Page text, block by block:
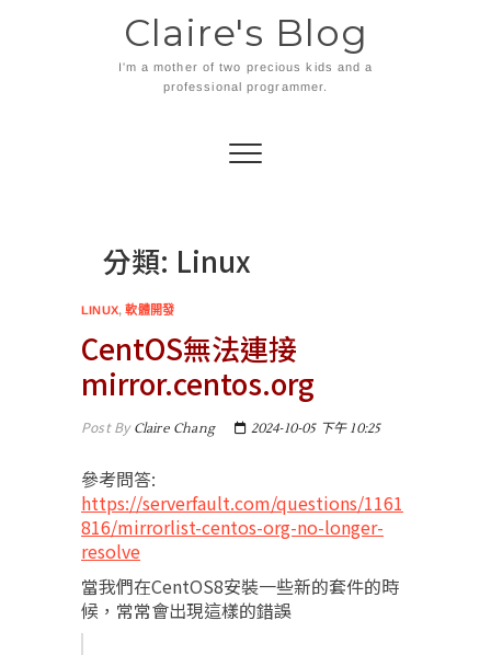
Claire's Blog
I'm a mother of two precious kids and a
professional programmer.
分類: Linux
LINUX,軟體開發
CentOS無法連接
mirror.centos.org
Post ByClaire Chang 2024-10-05 下午 10:25
參考問答:
https://serverfault.com/questions/1161
816/mirrorlist-centos-org-no-longer-
resolve
當我們在CentOS8安裝一些新的套件的時
候，常常會出現這樣的錯誤